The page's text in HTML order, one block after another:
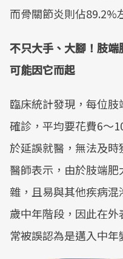
而骨關節炎則佔89.2%
不只大手、大腳！肢
可能因它而起
臨床統計發現，每位
確診，平均要花費6～
於延誤就醫，無法及
醫師表示，由於肢端
雜，且易與其他疾病
歲中年階段，因此在
常被誤認為是邁入中年